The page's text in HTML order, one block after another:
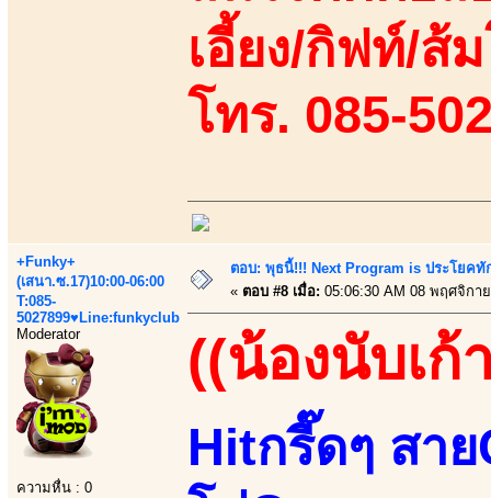
เอี้ยง/กิฟท์/ส้
โทร. 085-
+Funky+
(เสนา.ซ.17)10:00-06:00
T:085-
5027899♥Line:funkyclub
Moderator
ความหื่น : 0
ตอบ: พุธนี้!!! Next Program is ประโยค
« ตอบ #8 เมื่อ: 05:06:30 AM 08 พฤศจิกา
((น้องนับเก้
Hitกรี๊ดๆ สา